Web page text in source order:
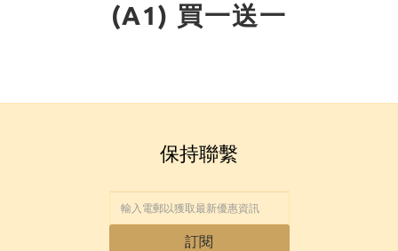
(A1) 買一送一
保持聯繫
訂閱